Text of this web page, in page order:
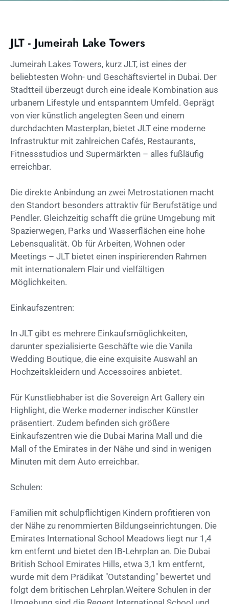
JLT - Jumeirah Lake Towers
Jumeirah Lakes Towers, kurz JLT, ist eines der
beliebtesten Wohn- und Geschäftsviertel in Dubai. Der
Stadtteil überzeugt durch eine ideale Kombination aus
urbanem Lifestyle und entspanntem Umfeld. Geprägt
von vier künstlich angelegten Seen und einem
durchdachten Masterplan, bietet JLT eine moderne
Infrastruktur mit zahlreichen Cafés, Restaurants,
Fitnessstudios und Supermärkten – alles fußläufig
erreichbar.
Die direkte Anbindung an zwei Metrostationen macht
den Standort besonders attraktiv für Berufstätige und
Pendler. Gleichzeitig schafft die grüne Umgebung mit
Spazierwegen, Parks und Wasserflächen eine hohe
Lebensqualität. Ob für Arbeiten, Wohnen oder
Meetings – JLT bietet einen inspirierenden Rahmen
mit internationalem Flair und vielfältigen
Möglichkeiten.
​​Einkaufszentren:
In JLT gibt es mehrere Einkaufsmöglichkeiten,
darunter spezialisierte Geschäfte wie die Vanila
Wedding Boutique, die eine exquisite Auswahl an
Hochzeitskleidern und Accessoires anbietet.
Für Kunstliebhaber ist die Sovereign Art Gallery ein
Highlight, die Werke moderner indischer Künstler
präsentiert. Zudem befinden sich größere
Einkaufszentren wie die Dubai Marina Mall und die
Mall of the Emirates in der Nähe und sind in wenigen
Minuten mit dem Auto erreichbar.​
Schulen:
Familien mit schulpflichtigen Kindern profitieren von
der Nähe zu renommierten Bildungseinrichtungen. Die
Emirates International School Meadows liegt nur 1,4
km entfernt und bietet den IB-Lehrplan an. Die Dubai
British School Emirates Hills, etwa 3,1 km entfernt,
wurde mit dem Prädikat "Outstanding" bewertet und
folgt dem britischen Lehrplan.Weitere Schulen in der